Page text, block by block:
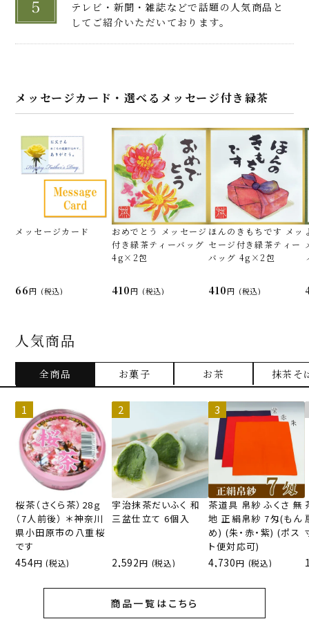
かおりんさん（大阪府・50代・女性）
段ボールの中に緩衝材に包まれた宇治抹茶ゼ
リーの入った箱が入ってます。
和スイーツ大好きなので早速ワクワクしながら
頂きました。
ひと目見てまず驚いたのが凄く色合いが綺麗
で上部のゼリーがキラキラしてて食欲をそそ
ります。
初めに宇治抹茶ゼリーだけを頂きました。
一口食べて美味しい！！凄く本格的な抹茶の
味がする！とびっくりしました。
香りも良くて食べた瞬間に抹茶のいい香りが
の旨味、最後に抹茶の優しい甘味を感じまし
次に栗の甘露煮を頂きました。甘さ控えめで
栗本来の美味しさを楽しめるしホクホクした
食感がクセになります。
次に小豆と白玉を一緒に頂きましたが甘さ控
えめで抹茶ゼリーと凄く相性がいいと感じま
した。
それぞれの味を楽しんだ後は抹茶ゼリー、栗、
白玉、小豆を一緒に頂きましたが、４つのそ
れぞれの食感が楽しめるし栗、白玉、小豆は
優しい味なので抹茶ゼリーの香り、苦味、旨
味とうまく調和してバランスが凄くいいと思
いました。
優しい甘さで食感もいいので老若男女誰にで
贈っても頂いても喜ばれる抹茶ゼリーだと思
テレビ・新聞・雑誌などで話題の人気商品と
してご紹介いただいております。
メッセージカード・選べるメッセージ付き緑茶
メッセージカード
66 (税込)
おめでとう メッセージ
付き緑茶ティーバッグ
4g×2包
410 (税込)
ほんのきもちです メッ
セージ付き緑茶ティー
バッグ 4g×2包
410 (税込)
人気商品
全商品 お菓子 お茶 抹茶そ
桜茶（さくら茶）28ｇ
（7人前後） ＊神奈川
県小田原市の八重桜
です
454 (税込)
宇治抹茶だいふく 和
三盆仕立て 6個入
2,592 (税込)
茶道具 帛紗 ふくさ 無
地 正絹帛紗 7匁(もん
め) (朱・赤・紫) (ポス
ト便対応可)
4,730 (税込)
商品一覧はこちら